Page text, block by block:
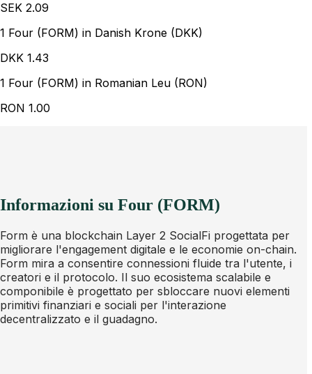
SEK 2.09
1 Four (FORM) in Danish Krone (DKK)
DKK 1.43
1 Four (FORM) in Romanian Leu (RON)
RON 1.00
Informazioni su Four (FORM)
Form è una blockchain Layer 2 SocialFi progettata per
migliorare l'engagement digitale e le economie on-chain.
Form mira a consentire connessioni fluide tra l'utente, i
creatori e il protocolo. Il suo ecosistema scalabile e
componibile è progettato per sbloccare nuovi elementi
primitivi finanziari e sociali per l'interazione
decentralizzato e il guadagno.